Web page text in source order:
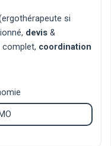
si
devis &
complet, coordination